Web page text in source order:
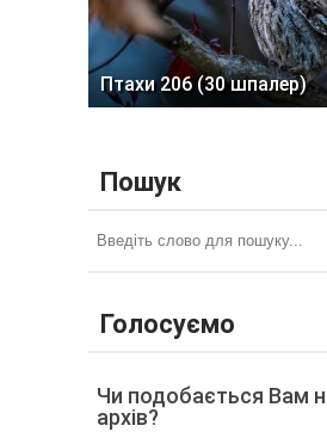
Птахи 206 (30 шпалер)
Пошук
Голосуємо
Чи подобається Вам
архів?